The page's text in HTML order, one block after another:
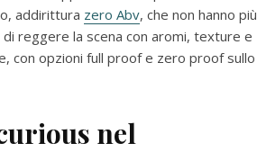
o, addirittura zero Abv, che non hanno più
reggere la scena con aromi, texture e
con opzioni full proof e zero proof sullo
nel